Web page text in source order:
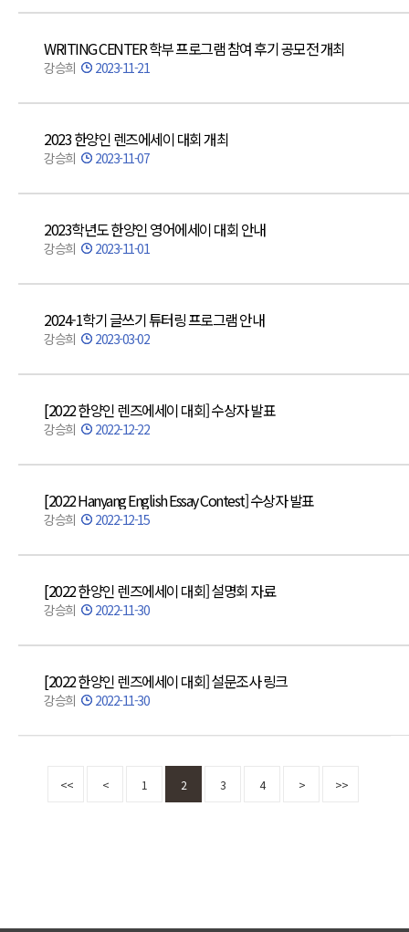
WRITING CENTER 학부 프로그램 참여 후기 공모전 개최
강승희 2023-11-21
2023 한양인 렌즈에세이 대회 개최
강승희 2023-11-07
2023학년도 한양인 영어에세이 대회 안내
강승희 2023-11-01
2024-1학기 글쓰기 튜터링 프로그램 안내
강승희 2023-03-02
[2022 한양인 렌즈에세이 대회] 수상자 발표
강승희 2022-12-22
[2022 Hanyang English Essay Contest] 수상자 발표
강승희 2022-12-15
[2022 한양인 렌즈에세이 대회] 설명회 자료
강승희 2022-11-30
[2022 한양인 렌즈에세이 대회] 설문조사 링크
강승희 2022-11-30
<< < 1 2 3 4 > >>